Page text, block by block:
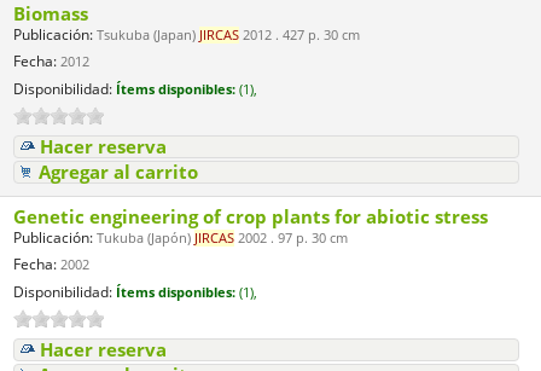
Biomass
Publicación: Tsukuba (Japan) JIRCAS 2012 . 427 p. 30 cm
Fecha: 2012
Disponibilidad: Ítems disponibles: (1),
Hacer reserva
Agregar al carrito
Genetic engineering of crop plants for abiotic stress
Publicación: Tukuba (Japón) JIRCAS 2002 . 97 p. 30 cm
Fecha: 2002
Disponibilidad: Ítems disponibles: (1),
Hacer reserva